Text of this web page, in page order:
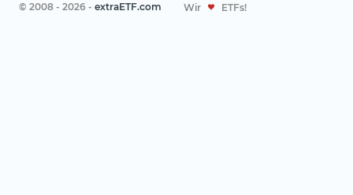
© 2008 - 2026 - extraETF.com Wir ETFs!